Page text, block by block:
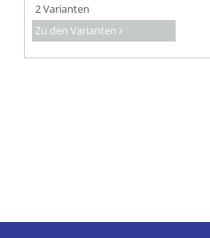
2 Varianten
Zu den Varianten